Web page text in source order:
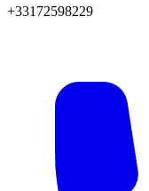
+33172598229